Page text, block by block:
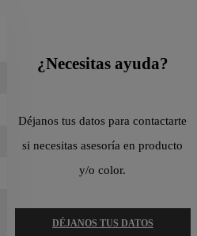
¿Necesitas ayuda?
Déjanos tus datos para contactarte
si necesitas asesoría en producto
y/o color.
DÉJANOS TUS DATOS